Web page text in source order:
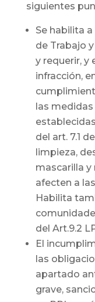
siguientes
Se habilita
de Trabajo
y requerir, y
infracción,
las
del art. 7.1
limpieza,
mascarilla y
afecten a
Habilita
del Art.9.2
El
las
apartado
grave,